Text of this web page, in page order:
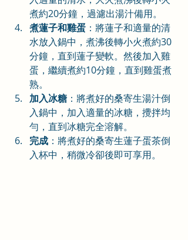
煮約20分鐘，過濾出湯汁備用。
煮蓮子和雞蛋 ：將蓮子和適量的清
水放入鍋中，煮沸後轉小火煮約30
分鐘，直到蓮子變軟。然後加入雞
蛋，繼續煮約10分鐘，直到雞蛋煮
熟。
加入冰糖 ：將煮好的桑寄生湯汁倒
入鍋中，加入適量的冰糖，攪拌均
勻，直到冰糖完全溶解。
完成 ：將煮好的桑寄生蓮子蛋茶倒
入杯中，稍微冷卻後即可享用。